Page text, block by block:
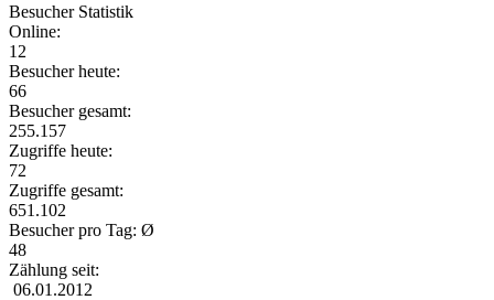
Besucher Statistik
Online:
12
Besucher heute:
66
Besucher gesamt:
255.157
Zugriffe heute:
72
Zugriffe gesamt:
651.102
Besucher pro Tag: Ø
48
Zählung seit:
06.01.2012